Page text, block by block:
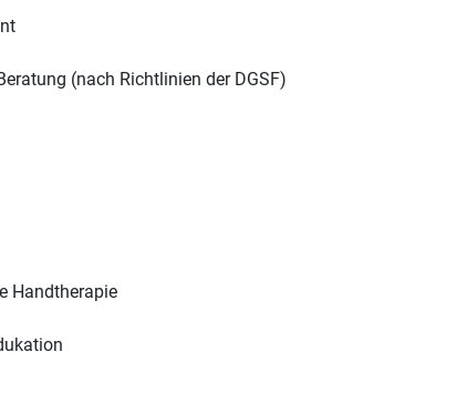
(nach Richtlinien der DGSF)
Handtherapie